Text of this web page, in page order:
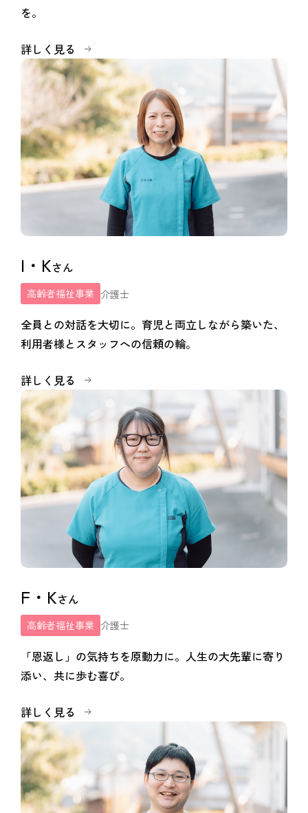
を。
詳しく見る
I・Kさん
高齢者福祉事業 介護士
全員との対話を大切に。育児と両立しながら築いた、
利用者様とスタッフへの信頼の輪。
詳しく見る
F・Kさん
高齢者福祉事業 介護士
「恩返し」の気持ちを原動力に。人生の大先輩に寄り
添い、共に歩む喜び。
詳しく見る